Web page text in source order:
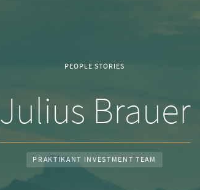
PEOPLE STORIES
Julius Brauer
PRAKTIKANT INVESTMENT TEAM